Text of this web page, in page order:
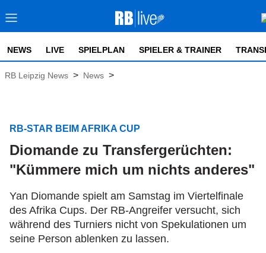
NEWS LIVE SPIELPLAN SPIELER & TRAINER
RB Leipzig News > News >
RB-STAR BEIM AFRIKA CUP
Diomande zu Transfergerüchten:
"Kümmere mich um nichts anderes"
Yan Diomande spielt am Samstag im Viertelfinale
des Afrika Cups. Der RB-Angreifer versucht, sich
während des Turniers nicht von Spekulationen um
seine Person ablenken zu lassen.